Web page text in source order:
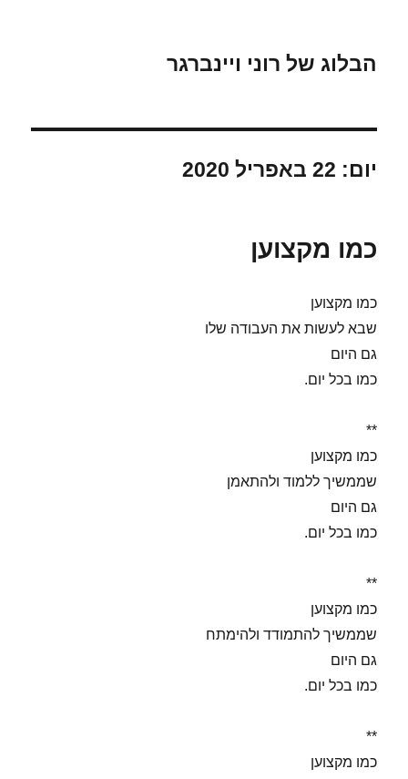
הבלוג של רוני ויינברגר
יום: 22 באפריל 2020
כמו מקצוען
כמו מקצוען
שבא לעשות את העבודה שלו
גם היום
כמו בכל יום.
**
כמו מקצוען
שממשיך ללמוד ולהתאמן
גם היום
כמו בכל יום.
**
כמו מקצוען
שממשיך להתמודד ולהימתח
גם היום
כמו בכל יום.
**
כמו מקצוען